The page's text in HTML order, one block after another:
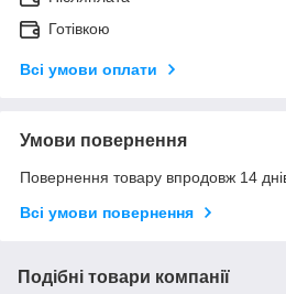
Готівкою
Всі умови оплати
Умови повернення
Повернення товару впродовж 14
Всі умови повернення
Подібні товари компанії